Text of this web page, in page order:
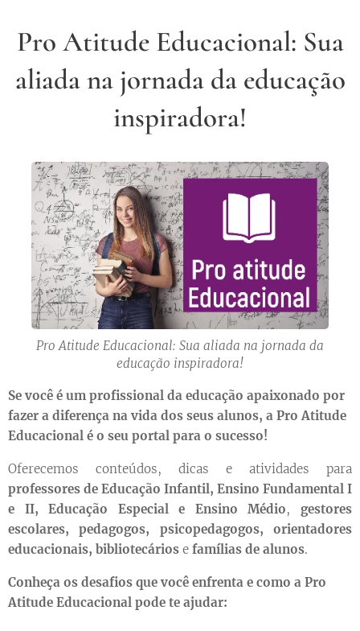
Pro Atitude Educacional: Sua
aliada na jornada da educação
inspiradora!
Pro Atitude Educacional: Sua aliada na jornada da
educação inspiradora!
Se você é um profissional da educação apaixonado por
fazer a diferença na vida dos seus alunos, a Pro Atitude
Educacional é o seu portal para o sucesso!
Oferecemos conteúdos, dicas e atividades para
professores de Educação Infantil, Ensino Fundamental I
e II, Educação Especial e Ensino Médio,gestores
escolares, pedagogos, psicopedagogos, orientadores
educacionais, bibliotecários e famílias de alunos.
Conheça os desafios que você enfrenta e como a Pro
Atitude Educacional pode te ajudar: